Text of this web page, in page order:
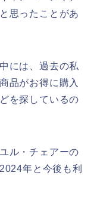
思ったことがあ
には、過去の私
品がお得に購入
を探しているの
ル・チェアーの
年と今後も利